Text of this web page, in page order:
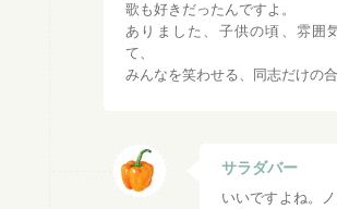
歌も好きだったんですよ。
ありました、子供の頃、雰囲
て、
みんなを笑わせる、同志だけの合
サラダバー
いいですよね。